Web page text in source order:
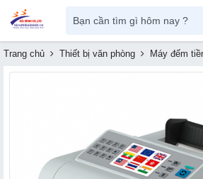
Trang chủ Thiết bị văn phòng Máy đếm